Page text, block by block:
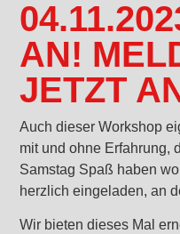
AN!
JETZT
Auch dieser Workshop
mit und ohne Erfahrung,
Samstag Spaß haben
herzlich eingeladen, an
Wir bieten dieses Mal